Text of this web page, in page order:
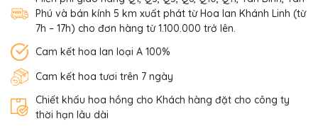
Phú và bán kính 5 km xuất phát từ Hoa lan Khánh Linh (từ
7h – 17h) cho đơn hàng từ 1.100.000 trở lên.
Cam kết hoa lan loại A 100%
Cam kết hoa tươi trên 7 ngày
Chiết khấu hoa hồng cho Khách hàng đặt cho công ty
thời hạn lâu dài